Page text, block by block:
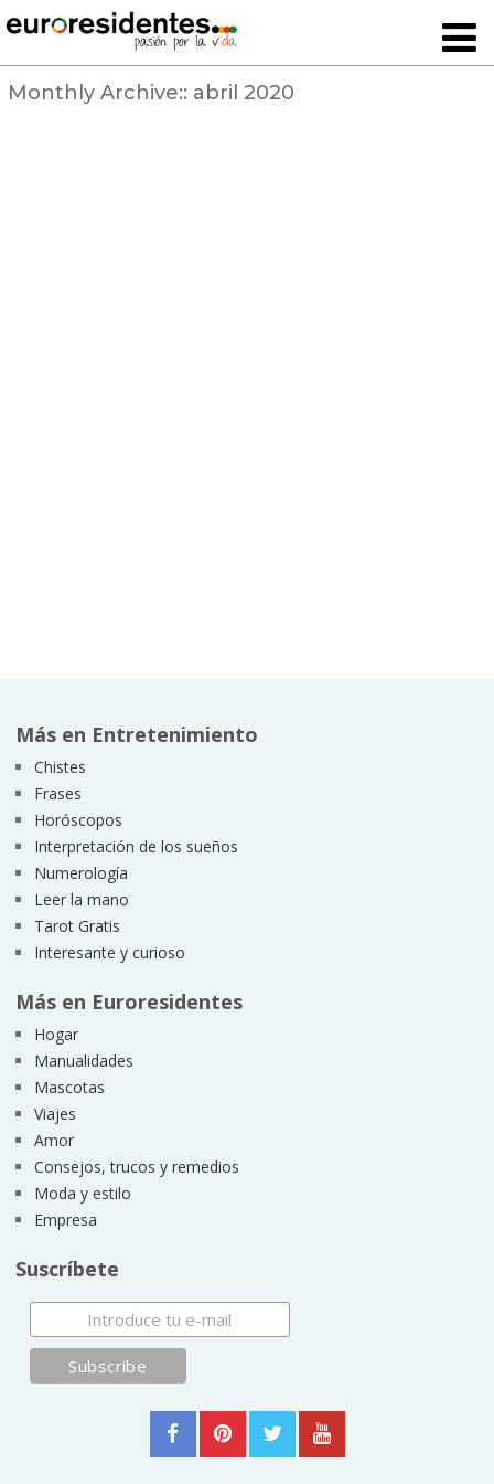
Monthly Archive:: abril 2020
Más en Entretenimiento
Chistes
Frases
Horóscopos
Interpretación de los sueños
Numerología
Leer la mano
Tarot Gratis
Interesante y curioso
Más en Euroresidentes
Hogar
Manualidades
Mascotas
Viajes
Amor
Consejos, trucos y remedios
Moda y estilo
Empresa
Suscríbete